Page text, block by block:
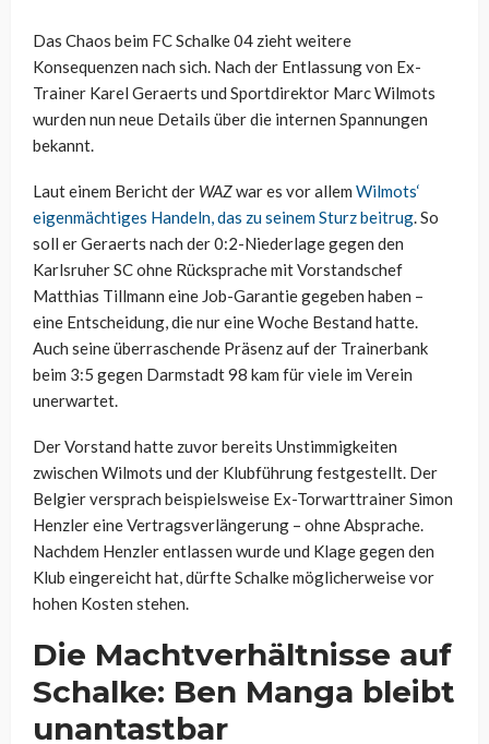
Das Chaos beim FC Schalke 04 zieht weitere
Konsequenzen nach sich. Nach der Entlassung von Ex-
Trainer Karel Geraerts und Sportdirektor Marc Wilmots
wurden nun neue Details über die internen Spannungen
bekannt.
Laut einem Bericht der WAZwar es vor allem Wilmots‘
eigenmächtiges Handeln, das zu seinem Sturz beitrug. So
soll er Geraerts nach der 0:2-Niederlage gegen den
Karlsruher SC ohne Rücksprache mit Vorstandschef
Matthias Tillmann eine Job-Garantie gegeben haben –
eine Entscheidung, die nur eine Woche Bestand hatte.
Auch seine überraschende Präsenz auf der Trainerbank
beim 3:5 gegen Darmstadt 98 kam für viele im Verein
unerwartet.
Der Vorstand hatte zuvor bereits Unstimmigkeiten
zwischen Wilmots und der Klubführung festgestellt. Der
Belgier versprach beispielsweise Ex-Torwarttrainer Simon
Henzler eine Vertragsverlängerung – ohne Absprache.
Nachdem Henzler entlassen wurde und Klage gegen den
Klub eingereicht hat, dürfte Schalke möglicherweise vor
hohen Kosten stehen.
Die Machtverhältnisse auf
Schalke: Ben Manga bleibt
unantastbar